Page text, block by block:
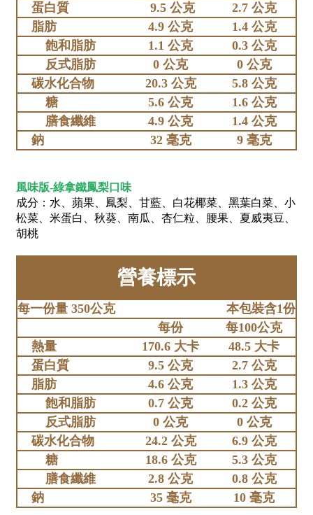
蛋白質
9.5 公克
2.7 公克
脂肪
4.9 公克
1.4 公克
飽和脂肪
1.1 公克
0.3 公克
反式脂肪
0 公克
0 公克
碳水化合物
20.3 公克
5.8 公克
糖
5.6 公克
1.6 公克
膳食纖維
4.9 公克
1.4 公克
鈉
32 毫克 9 毫克
風味版-綠拿鐵鳳梨口味
成分：水、蘋果、鳳梨、甘藍、白花椰菜、黑葉白菜、小
松菜、米蛋白、秋葵、南瓜、杏仁粒、腰果、夏威夷豆、
胡桃
營養標示
每一份量 350公克
本包裝含1份
每份
每100公克
熱量
170.6 大卡
48.5 大卡
蛋白質
9.5 公克
2.7 公克
脂肪
4.6 公克
1.3 公克
飽和脂肪
0.7 公克
0.2 公克
反式脂肪
0 公克
0 公克
碳水化合物
24.2 公克
6.9 公克
糖
18.6 公克
5.3 公克
膳食纖維
2.8 公克
0.8 公克
鈉
35 毫克 10 毫克